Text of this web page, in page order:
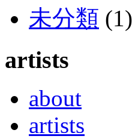
未分類 (1)
artists
about
artists